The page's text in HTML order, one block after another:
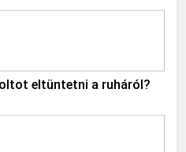
eltüntetni a ruháról?